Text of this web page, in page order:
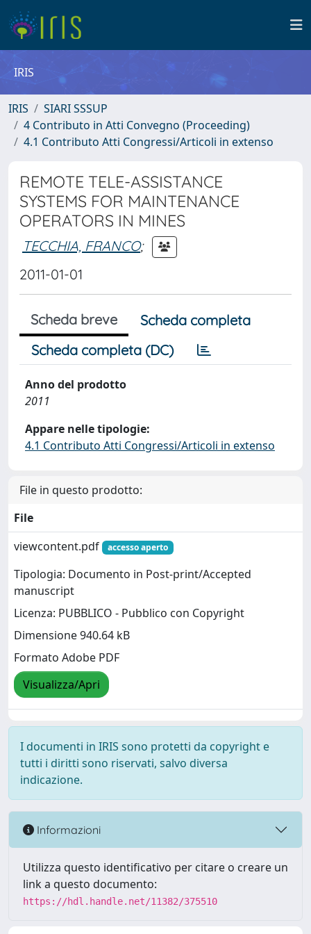
IRIS
IRIS
SIARI SSSUP
4 Contributo in Atti Convegno (Proceeding)
4.1 Contributo Atti Congressi/Articoli in extenso
REMOTE TELE-ASSISTANCE
SYSTEMS FOR MAINTENANCE
OPERATORS IN MINES
TECCHIA, FRANCO;
2011-01-01
Scheda breve
Scheda completa
Scheda completa (DC)
Anno del prodotto
2011
Appare nelle tipologie:
4.1 Contributo Atti Congressi/Articoli in extenso
File in questo prodotto:
File
viewcontent.pdf
accesso aperto
Tipologia: Documento in Post-print/Accepted
manuscript
Licenza: PUBBLICO - Pubblico con Copyright
Dimensione 940.64 kB
Formato Adobe PDF
Visualizza/Apri
I documenti in IRIS sono protetti da copyright e
tutti i diritti sono riservati, salvo diversa
indicazione.
Informazioni
Utilizza questo identificativo per citare o creare un
link a questo documento:
https://hdl.handle.net/11382/375510